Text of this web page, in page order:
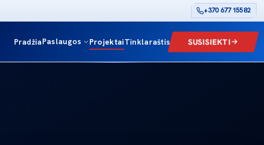
+370 677 15582
PradžiaPaslaugos ProjektaiTinklaraštis SUSISIEKTI